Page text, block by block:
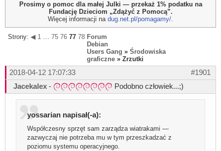
Prosimy o pomoc dla małej Julki — przekaż 1% podatku na
Fundację Dzieciom „Zdążyć z Pomocą”.
Więcej informacji na dug.net.pl/pomagamy/.
Strony: ◀ 1 … 75 76 77 78 79 ▶
Forum
Debian
Users Gang » Środowiska
graficzne » Zrzutki
#1901
2018-04-12 17:07:33
Jacekalex - Podobno człowiek...;)
yossarian napisał(-a):
Współczesny sprzęt sam zarządza wiatrakami —
zazwyczaj nie potrzeba mu w tym przeszkadzać z
poziomu systemu operacyjnego.